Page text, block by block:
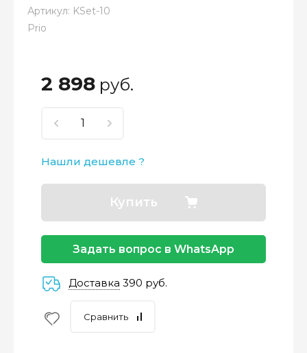
Артикул: KSet-10
Prio
2 898 руб.
Нашли дешевле ?
Купить
Задать вопрос в WhatsApp
Доставка 390 руб.
Сравнить